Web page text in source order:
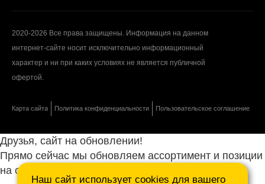
2020-2026 Все права защищены. Информация на данном
интернет-сайте носит исключительно информационный
характер и ни при каких условиях не является публичной
офертой.
Карта сайта Политика конфиденциальности Пользовательское соглашение
Наш сайт использует cookies для вашего
Друзья, сайт на обновлении!
Прямо сейчас мы обновляем ассортимент и позиции
на сайте.